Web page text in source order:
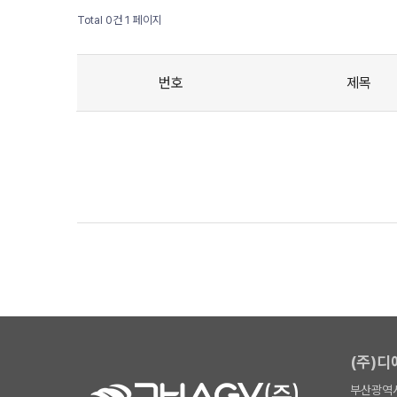
Total 0건 1 페이지
번호 제목
(주)디
부산광